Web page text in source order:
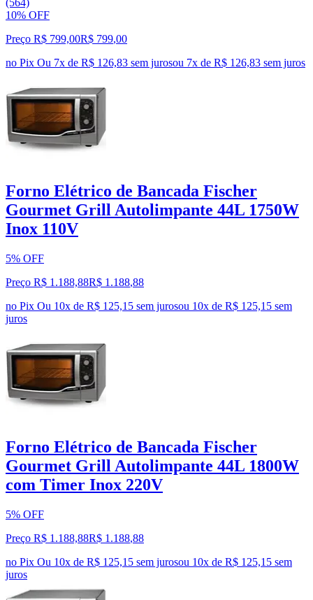
(564)
10% OFF
Preço R$ 799,00R$ 799,00
no Pix Ou 7x de R$ 126,83 sem jurosou 7x de R$ 126,83 sem juros
Forno Elétrico de Bancada Fischer
Gourmet Grill Autolimpante 44L 1750W
Inox 110V
5% OFF
Preço R$ 1.188,88R$ 1.188,88
no Pix Ou 10x de R$ 125,15 sem jurosou 10x de R$ 125,15 sem
juros
Forno Elétrico de Bancada Fischer
Gourmet Grill Autolimpante 44L 1800W
com Timer Inox 220V
5% OFF
Preço R$ 1.188,88R$ 1.188,88
no Pix Ou 10x de R$ 125,15 sem jurosou 10x de R$ 125,15 sem
juros